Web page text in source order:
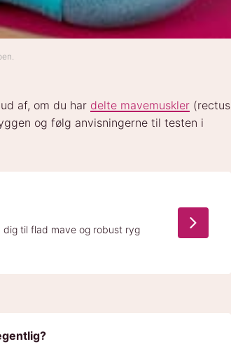
af, om du har delte mavemuskler (rectus
og følg anvisningerne til testen i
til flad mave og robust ryg